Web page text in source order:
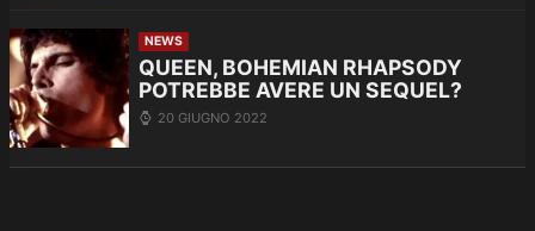
NEWS
QUEEN, BOHEMIAN RHAPSODY
POTREBBE AVERE UN SEQUEL?
20 GIUGNO 2022